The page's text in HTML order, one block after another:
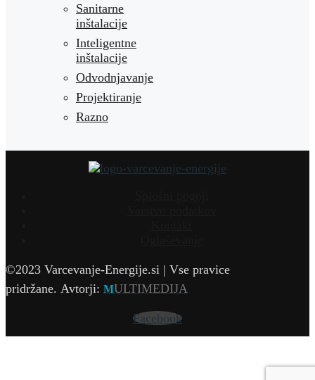
Sanitarne
inštalacije
Inteligentne
inštalacije
Odvodnjavanje
Projektiranje
Razno
©2023 Varcevanje-Energije.si | Vse pravice
pridržane. Avtorji: MULTIMEDIJA
Facebook